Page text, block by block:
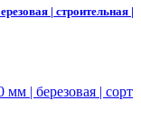
| строительная |